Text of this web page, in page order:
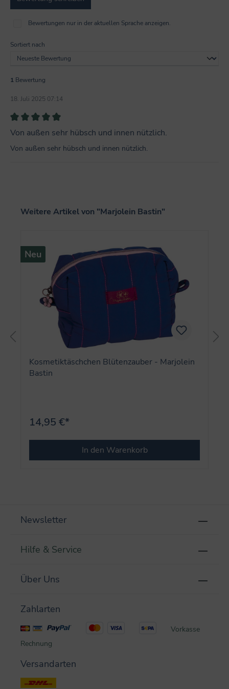
Bewertungen nur in der aktuellen Sprache anzeigen.
Sortiert nach
1 Bewertung
18. Juli 2025 07:14
Bewertung mit 5 von 5 Sternen
Von außen sehr hübsch und innen nützlich.
Von außen sehr hübsch und innen nützlich.
Produktgalerie überspringen
Weitere Artikel von "Marjolein Bastin"
Neu
Kosmetiktäschchen Blütenzauber - Marjolein
Bastin
14,95 €*
In den Warenkorb
Newsletter
Hilfe & Service
Über Uns
Zahlarten
Vorkasse
Rechnung
Versandarten